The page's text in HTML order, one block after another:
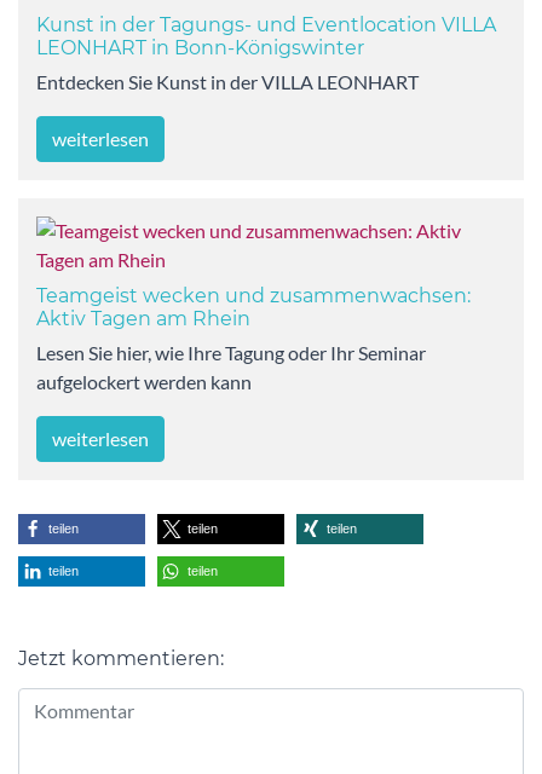
Kunst in der Tagungs- und Eventlocation VILLA
LEONHART in Bonn-Königswinter
Entdecken Sie Kunst in der VILLA LEONHART
weiterlesen
Teamgeist wecken und zusammenwachsen:
Aktiv Tagen am Rhein
Lesen Sie hier, wie Ihre Tagung oder Ihr Seminar
aufgelockert werden kann
weiterlesen
teilen teilen teilen
teilen teilen
Jetzt kommentieren:
Alternative: